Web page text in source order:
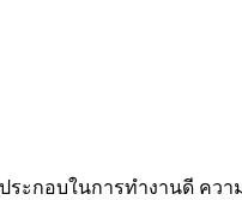
ะกอบในการทำงานดี คว